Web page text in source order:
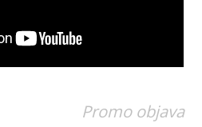
Promo objava